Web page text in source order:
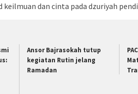
dan cinta pada dzuriyah
Ansor Bajrasokah tutup
kegiatan Rutin jelang
Ramadan